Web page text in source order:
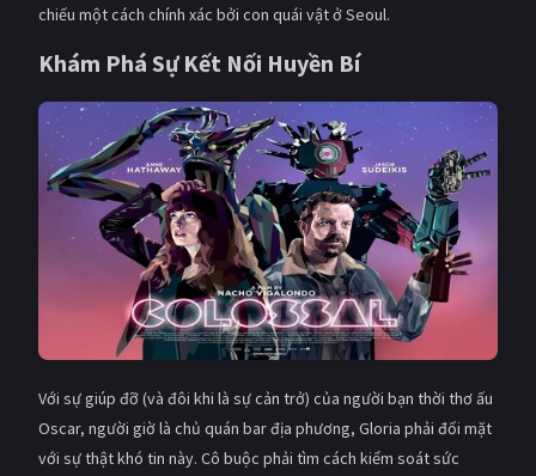
PHIM LẺ
PHIM CHIẾU RẠP
TUYỂN TẬP PHIM
BLOG
chiếu một cách chính xác bởi con quái vật ở Seoul.
Khám Phá Sự Kết Nối Huyền Bí
Với sự giúp đỡ (và đôi khi là sự cản trở) của người bạn thời thơ ấu
Oscar, người giờ là chủ quán bar địa phương, Gloria phải đối mặt
với sự thật khó tin này. Cô buộc phải tìm cách kiểm soát sức